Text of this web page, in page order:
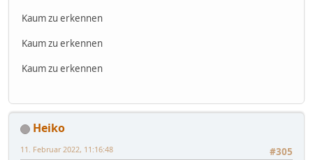
Kaum zu erkennen
Kaum zu erkennen
Kaum zu erkennen
Heiko
#305
11. Februar 2022, 11:16:48